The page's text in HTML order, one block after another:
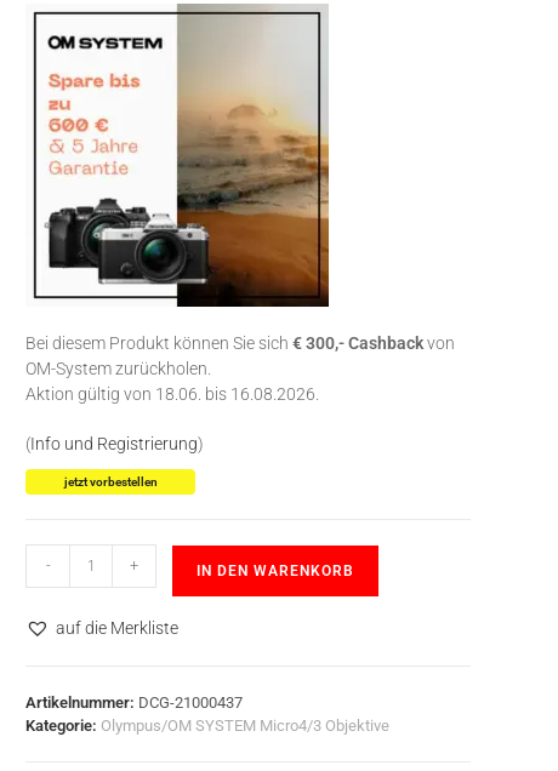
Bei diesem Produkt können Sie sich€ 300,- Cashbackvon
OM-System zurückholen.
Aktion gültig von 18.06. bis 16.08.2026.
(Info und Registrierung)
jetzt vorbestellen
- + IN DEN WARENKORB
auf die Merkliste
Artikelnummer: DCG-21000437
Kategorie: Olympus/OM SYSTEM Micro4/3 Objektive